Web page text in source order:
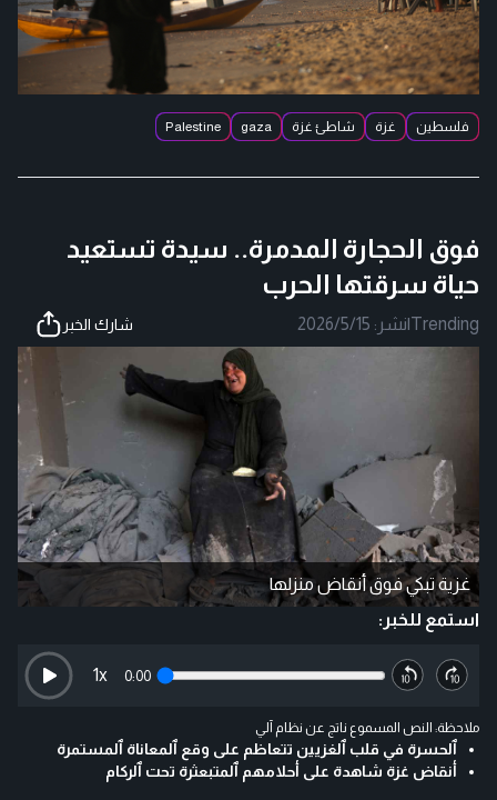
فلسطين غزة شاطئ غزة gaza
Palestine
فوق الحجارة المدمرة.. سيدة تستعيد
حياة سرقتها الحرب
Trending
|نشر: 2026/5/15 شارك الخبر
غزية تبكي فوق أنقاض منزلها
استمع للخبر:
0:00
1x
ملاحظة: النص المسموع ناتج عن نظام آلي
ٱلحسرة في قلب ٱلغزيين تتعاظم على وقع ٱلمعاناة ٱلمستمرة
أنقاض غزة شاهدة على أحلامهم ٱلمتبعثرة تحت ٱلركام